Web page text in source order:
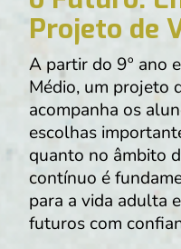
Projeto de
A partir do 9º ano
Médio, um projeto
acompanha os
escolhas
quanto no âmbito
contínuo é
para a vida adulta
futuros com